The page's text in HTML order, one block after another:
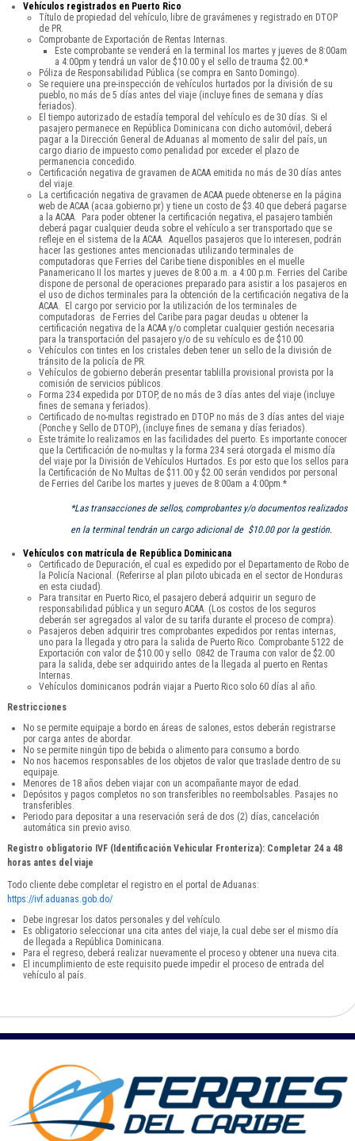
Vehículos registrados en Puerto Rico
Título de propiedad del vehículo, libre de gravámenes y registrado en DTOP
de PR.
Comprobante de Exportación de Rentas Internas.
Este comprobante se venderá en la terminal los martes y jueves de 8:00am
a 4:00pm y tendrá un valor de $10.00 y el sello de trauma $2.00.*
Póliza de Responsabilidad Pública (se compra en Santo Domingo).
Se requiere una pre-inspección de vehículos hurtados por la división de su
pueblo, no más de 5 días antes del viaje (incluye fines de semana y días
feriados).
El tiempo autorizado de estadía temporal del vehículo es de 30 días. Si el
pasajero permanece en República Dominicana con dicho automóvil, deberá
pagar a la Dirección General de Aduanas al momento de salir del país, un
cargo diario de impuesto como penalidad por exceder el plazo de
permanencia concedido.
Certificación negativa de gravamen de ACAA emitida no más de 30 días antes
del viaje.
La certificación negativa de gravamen de ACAA puede obtenerse en la página
web de ACAA (acaa.gobierno.pr) y tiene un costo de $3.40 que deberá pagarse
a la ACAA. Para poder obtener la certificación negativa, el pasajero también
deberá pagar cualquier deuda sobre el vehículo a ser transportado que se
refleje en el sistema de la ACAA. Aquellos pasajeros que lo interesen, podrán
hacer las gestiones antes mencionadas utilizando terminales de
computadoras que Ferries del Caribe tiene disponibles en el muelle
Panamericano II los martes y jueves de 8:00 a.m. a 4:00 p.m. Ferries del Caribe
dispone de personal de operaciones preparado para asistir a los pasajeros en
el uso de dichos terminales para la obtención de la certificación negativa de la
ACAA. El cargo por servicio por la utilización de los terminales de
computadoras de Ferries del Caribe para pagar deudas u obtener la
certificación negativa de la ACAA y/o completar cualquier gestión necesaria
para la transportación del pasajero y/o de su vehículo es de $10.00.
Vehículos con tintes en los cristales deben tener un sello de la división de
tránsito de la policía de PR.
Vehículos de gobierno deberán presentar tablilla provisional provista por la
comisión de servicios públicos.
Forma 234 expedida por DTOP, de no más de 3 días antes del viaje (incluye
fines de semana y feriados).
Certificado de no-multas registrado en DTOP no más de 3 días antes del viaje
(Ponche y Sello de DTOP), (incluye fines de semana y días feriados).
Este trámite lo realizamos en las facilidades del puerto. Es importante conocer
que la Certificación de no-multas y la forma 234 será otorgada el mismo día
del viaje por la División de Vehículos Hurtados. Es por esto que los sellos para
la Certificación de No Multas de $11.00 y $2.00 serán vendidos por personal
de Ferries del Caribe los martes y jueves de 8:00am a 4:00pm.*
*Las transacciones de sellos, comprobantes y/o documentos realizados
en la terminal tendrán un cargo adicional de $10.00 por la gestión.
Vehículos con matrícula de República Dominicana
Certificado de Depuración, el cual es expedido por el Departamento de Robo de
la Policía Nacional. (Referirse al plan piloto ubicada en el sector de Honduras
en esta ciudad).
Para transitar en Puerto Rico, el pasajero deberá adquirir un seguro de
responsabilidad pública y un seguro ACAA. (Los costos de los seguros
deberán ser agregados al valor de su tarifa durante el proceso de compra).
Pasajeros deben adquirir tres comprobantes expedidos por rentas internas,
uno para la llegada y otro para la salida de Puerto Rico. Comprobante 5122 de
Exportación con valor de $10.00 y sello 0842 de Trauma con valor de $2.00
para la salida, debe ser adquirido antes de la llegada al puerto en Rentas
Internas.
Vehículos dominicanos podrán viajar a Puerto Rico solo 60 días al año.
Restricciones
No se permite equipaje a bordo en áreas de salones, estos deberán registrarse
por carga antes de abordar.
No se permite ningún tipo de bebida o alimento para consumo a bordo.
No nos hacemos responsables de los objetos de valor que traslade dentro de su
equipaje.
Menores de 18 años deben viajar con un acompañante mayor de edad.
Depósitos y pagos completos no son transferibles no reembolsables. Pasajes no
transferibles.
Periodo para depositar a una reservación será de dos (2) días, cancelación
automática sin previo aviso.
Registro obligatorio IVF (Identificación Vehicular Fronteriza): Completar 24 a 48
horas antes del viaje
Todo cliente debe completar el registro en el portal de Aduanas:
https://ivf.aduanas.gob.do/
Debe ingresar los datos personales y del vehículo.
Es obligatorio seleccionar una cita antes del viaje, la cual debe ser el mismo día
de llegada a República Dominicana.
Para el regreso, deberá realizar nuevamente el proceso y obtener una nueva cita.
El incumplimiento de este requisito puede impedir el proceso de entrada del
vehículo al país.